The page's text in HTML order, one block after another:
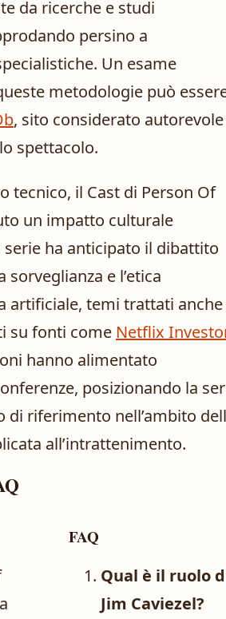
da ricerche e studi
persino a
Un esame
metodologie può
, sito considerato autorevole
spettacolo.
tecnico, il Cast di Person Of
un impatto culturale
ha anticipato il dibattito
sorveglianza e l’etica
artificiale, temi trattati
su fonti come Netflix
hanno alimentato
posizionando la
di riferimento nell’ambito
all’intrattenimento.
FAQ
Qual è il ruolo
Jim Caviezel?